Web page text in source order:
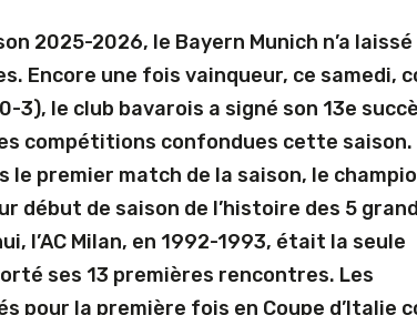
2025-2026, le Bayern Munich n’a laissé
Encore une fois vainqueur, ce samedi,
3), le club bavarois a signé son 13e
compétitions confondues cette saison.
premier match de la saison, le
début de saison de l’histoire des 5
l’AC Milan, en 1992-1993, était la seule
ses 13 premières rencontres. Les
pour la première fois en Coupe d’Italie